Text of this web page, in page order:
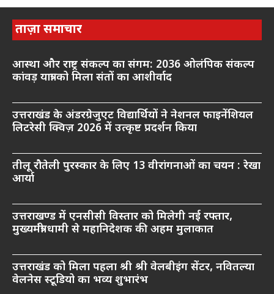
ताज़ा समाचार
आस्था और राष्ट्र संकल्प का संगम: 2036 ओलंपिक संकल्प
कांवड़ यात्रा को मिला संतों का आशीर्वाद
उत्तराखंड के अंडरग्रेजुएट विद्यार्थियों ने नेशनल फाइनेंशियल
लिटरेसी क्विज़ 2026 में उत्कृष्ट प्रदर्शन किया
तीलू रौतेली पुरस्कार के लिए 13 वीरांगनाओं का चयन : रेखा
आर्या
उत्तराखण्ड में एनसीसी विस्तार को मिलेगी नई रफ्तार,
मुख्यमंत्री धामी से महानिदेशक की अहम मुलाकात
उत्तराखंड को मिला पहला श्री श्री वेलबीइंग सेंटर, नवितल्या
वेलनेस स्टूडियो का भव्य शुभारंभ